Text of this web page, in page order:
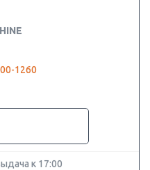
1260
к 17:00